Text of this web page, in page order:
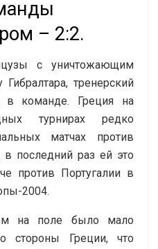
– 2:2.
с уничтожающим
тренерский
команде. Греция на
турнирах редко
матчах против
последний раз ей это
против Португалии в
2004.
на поле было мало
стороны Греции, что